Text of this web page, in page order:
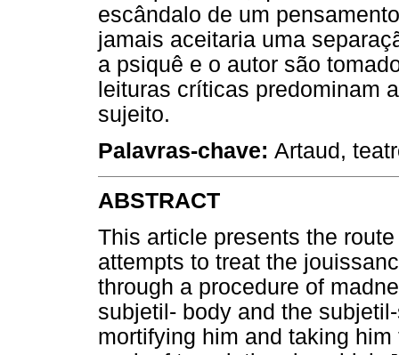
escândalo de um
jamais aceitaria uma
a psiquê e o autor são
leituras críticas predominam
sujeito.
Palavras-chave: Artaud,
ABSTRACT
This article presents the
attempts to treat the
through a procedure of
subjetil- body and the
mortifying him and taking